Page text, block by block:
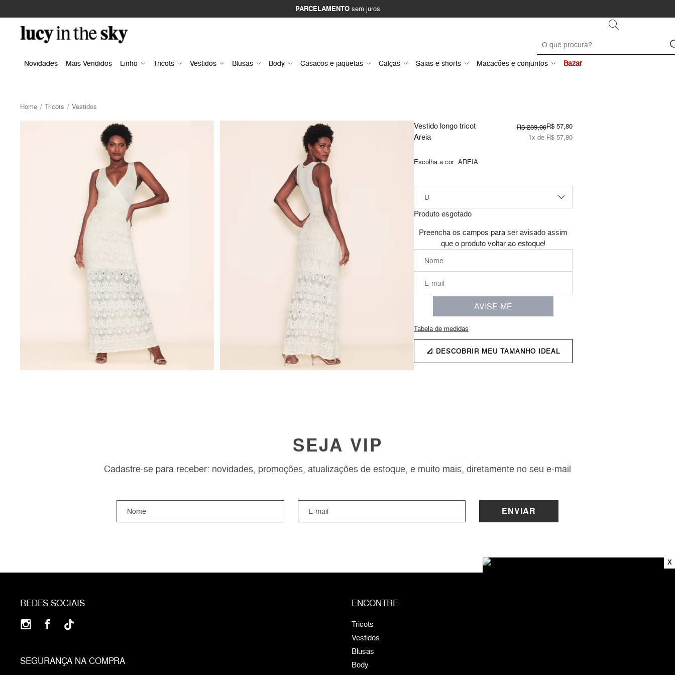
PARCELAMENTOsem juros
Novidades Mais Vendidos Linho Tricots Vestidos Blusas Body Casacos e jaquetas Calças Saias e shorts Macacões e conjuntos Bazar
Home Tricots Vestidos
Vestido longo tricot
Areia
R$ 289,00R$ 57,80
1x de R$ 57,80
Escolha a cor: AREIA
Produto esgotado
Preencha os campos para ser avisado assim
que o produto voltar ao estoque!
AVISE-ME
Tabela de medidas
📐 DESCOBRIR MEU TAMANHO IDEAL
SEJA VIP
Cadastre-se para receber: novidades, promoções, atualizações de estoque, e muito mais, diretamente no seu e-mail
ENVIAR
REDES SOCIAIS
SEGURANÇA NA COMPRA
ENCONTRE
Tricots
Vestidos
Blusas
Body
X